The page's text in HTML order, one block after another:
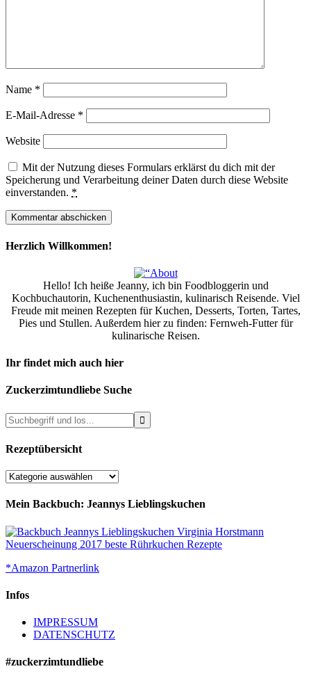
Name *
E-Mail-Adresse *
Website
Mit der Nutzung dieses Formulars erklärst du dich mit der
Speicherung und Verarbeitung deiner Daten durch diese Website
einverstanden. *
Herzlich Willkommen!
Hello! Ich heiße Jeanny, ich bin Foodbloggerin und
Kochbuchautorin, Kuchenenthusiastin, kulinarisch Reisende. Viel
Freude mit meinen Rezepten für Kuchen, Desserts, Torten, Tartes,
Pies und Stullen. Außerdem hier zu finden: Fernweh-Futter für
kulinarische Reisen.
Ihr findet mich auch hier
Zuckerzimtundliebe Suche
Rezeptübersicht
Rezeptübersicht
Mein Backbuch: Jeannys Lieblingskuchen
*Amazon Partnerlink
Infos
IMPRESSUM
DATENSCHUTZ
#zuckerzimtundliebe